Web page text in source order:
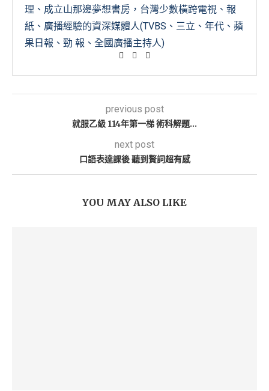
理、成立山那邊夢想書房，台灣少數橫跨電視、報
紙、廣播經驗的資深媒體人(TVBS、三立、年代、蘋
果日報、勁 報、全國廣播主持人)
previous post
就服乙級 114年第一梯 術科解題…
next post
口語表達課後 聽到贅詞超有感
YOU MAY ALSO LIKE